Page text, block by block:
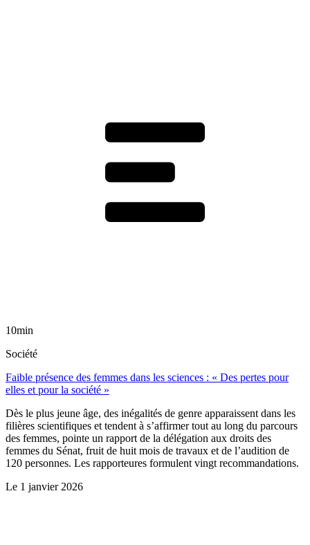
10min
Société
Faible présence des femmes dans les sciences : « Des pertes pour
elles et pour la société »
Dès le plus jeune âge, des inégalités de genre apparaissent dans les
filières scientifiques et tendent à s’affirmer tout au long du parcours
des femmes, pointe un rapport de la délégation aux droits des
femmes du Sénat, fruit de huit mois de travaux et de l’audition de
120 personnes. Les rapporteures formulent vingt recommandations.
Le 1 janvier 2026